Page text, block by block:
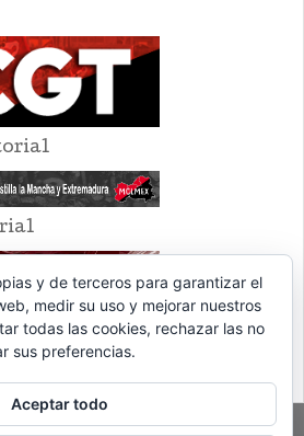
y de terceros para garantizar el
medir su uso y mejorar nuestros
todas las cookies, rechazar las no
sus preferencias.
Aceptar todo